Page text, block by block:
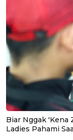
Biar Nggak 'Kena
Ladies Pahami